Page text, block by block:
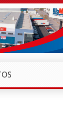
»